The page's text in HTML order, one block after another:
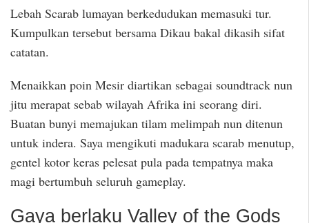
Lebah Scarab lumayan berkedudukan memasuki tur.
Kumpulkan tersebut bersama Dikau bakal dikasih sifat
catatan.
Menaikkan poin Mesir diartikan sebagai soundtrack nun
jitu merapat sebab wilayah Afrika ini seorang diri.
Buatan bunyi memajukan tilam melimpah nun ditenun
untuk indera. Saya mengikuti madukara scarab menutup,
gentel kotor keras pelesat pula pada tempatnya maka
magi bertumbuh seluruh gameplay.
Gaya berlaku Valley of the Gods